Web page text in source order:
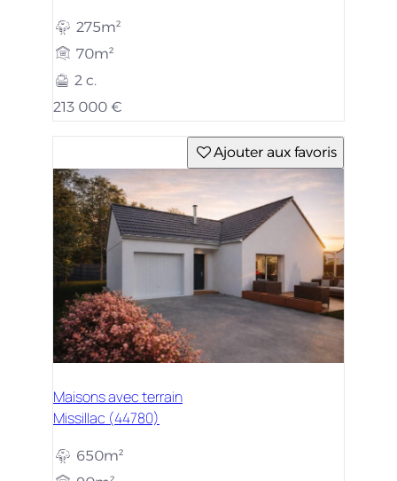
275m²
70m²
2 c.
213 000 €
Ajouter aux favoris
Maisons avec terrain
Missillac (44780)
650m²